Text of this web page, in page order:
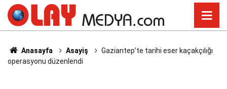
Anasayfa Asayiş
Gaziantep’te tarihi eser kaçakçılığı
operasyonu düzenlendi